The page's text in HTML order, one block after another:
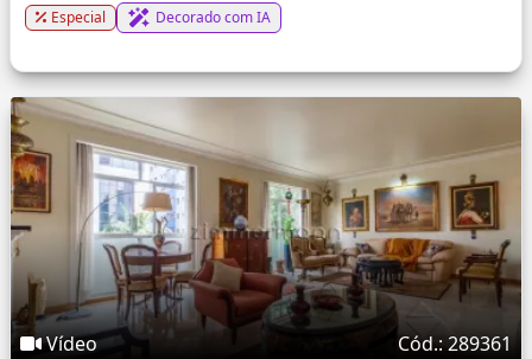
Especial Decorado com IA
Vídeo Cód.: 289361